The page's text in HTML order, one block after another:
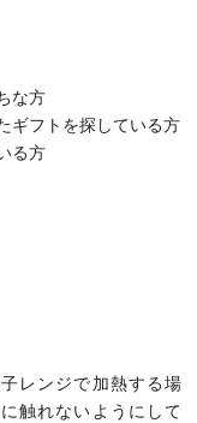
な方
ギフトを探している方
る方
レンジで加熱する場
触れないようにして